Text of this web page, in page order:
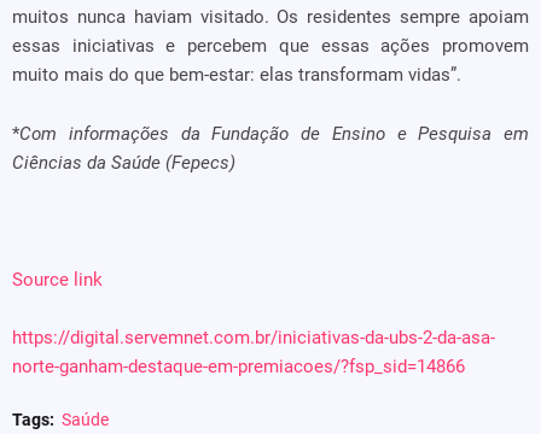
muitos nunca haviam visitado. Os residentes sempre apoiam
essas iniciativas e percebem que essas ações promovem
muito mais do que bem-estar: elas transformam vidas”.
*Com informações da Fundação de Ensino e Pesquisa em
Ciências da Saúde (Fepecs)
Source link
https://digital.servemnet.com.br/iniciativas-da-ubs-2-da-asa-
norte-ganham-destaque-em-premiacoes/?fsp_sid=14866
Tags: Saúde